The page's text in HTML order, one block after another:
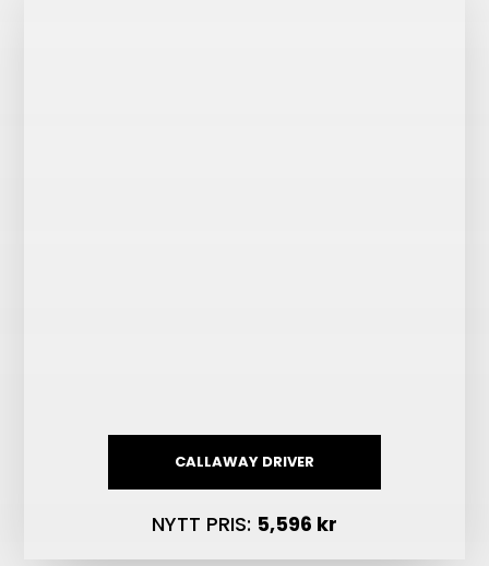
CALLAWAY DRIVER
NYTT PRIS: 5,596 kr